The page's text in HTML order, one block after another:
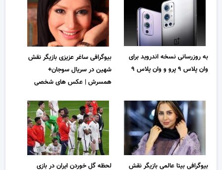
به روزرسانی نسخه اندروید برای
وان پلاس ۹ پرو و ​​وان پلاس ۹
بیوگرافی ساغر عزیزی بازیگر نقش
شهین در سریال سوجان+
همسرش | عکس های شخصی
بیوگرافی بیتا عالمی بازیگر نقش لحظه گل خوردن ایران در بازی